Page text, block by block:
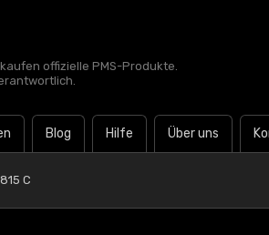
offizielle PMS-Produkte.
Blog Hilfe Über uns
C